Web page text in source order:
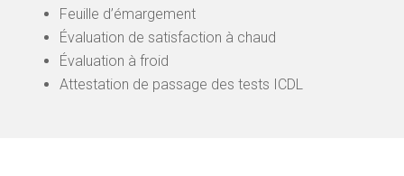
Feuille d’émargement
Évaluation de satisfaction à chaud
Évaluation à froid
Attestation de passage des tests ICDL